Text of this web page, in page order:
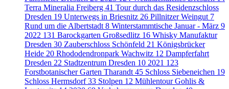
Terra Mineralia Freiberg 41 Tour durch das Residenzschloss
Dresden 19 Unterwegs in Briesnitz 26 Pillnitzer Weingut 7
Rund um die Albertstadt 8 Winterstammtische Januar - März 9
2022 131 Barockgarten Großsedlitz 16 Whisky Manufaktur
Dresden 30 Zauberschloss Schönfeld 21 Königsbrücker
Heide 20 Rhododendronpark Wachwitz 12 Dampferfahrt
Dresden 22 Stadtzentrum Dresden 10 2021 123
Forstbotanischer Garten Tharandt 45 Schloss Siebeneichen 19
Schloss Hermsdorf33 Stolpen 12 Mühlentour Gohlis &